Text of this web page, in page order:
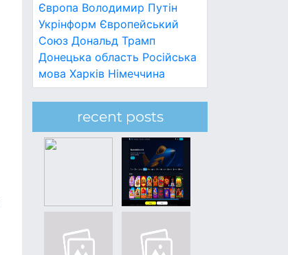
Європа Володимир Путін
Укрінформ Європейський
Союз Дональд Трамп
Донецька область Російська
мова Харків Німеччина
recent posts